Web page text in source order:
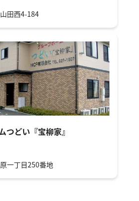
田西4-184
つどい『宝柳家』
一丁目250番地